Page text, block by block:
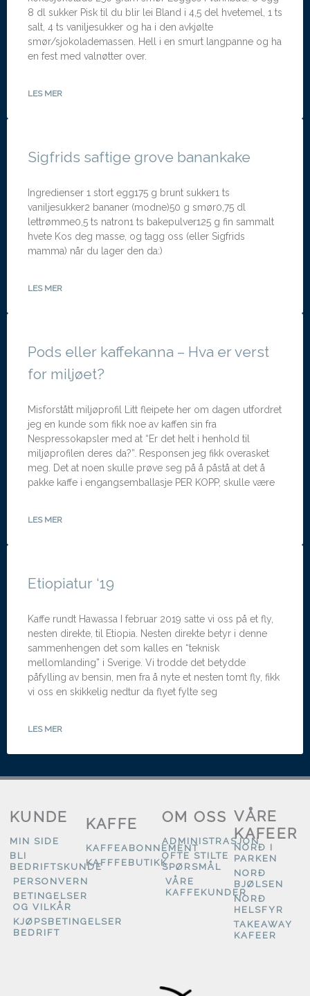
8 dl sukker Pisk til du blir lei Bland i 4,5 del hvetemel, 1 ts
salt, 4 ts vaniljesukker og ha i den avkjølte
smør/sjokolademassen. Hell i en smurt langpanne og ha
en fest med valnøtter over.
LES MER
Sigfrids saftige grove banankake
Ingredienser 1 stort egg175 g brunt sukker1 ts
vaniljesukker2 bananer (modne)50 g smør0,75 dl
lettrømme0,5 ts natron1 ts bakepulver125 g fin sammalt
hvete Kos deg masse, og tagg oss (eller Sigfrids
mamma) når du lager den da:)
LES MER
Pods eller kaffekanna – Hva er verst
for miljøet?
Misforstått miljøprofil Litt fleipete her om dagen utfordret
jeg en kunde som fikk noe av kaffen sin fra
Nespressokapsler med at “Er det helt i henhold til
miljøprofilen deres da?”. Responsen jeg fikk overasket
meg. Det at noen skulle prøve seg på å påstå at det å
pakke kaffe i engangsemballasje PER KOPP, skulle være
LES MER
Etiopiatur ‘19
Kaffe rundt Hawassa I februar 2019 satte vi oss på et fly,
nesten direkte, til Etiopia. Nesten direkte betyr i denne
sammenhengen det som kalles en “teknisk
mellomlanding” i Sverige. Vi trodde det betydde
påfylling av bensin, men fra å nyte et nesten tomt fly, fikk
vi oss en skikkelig nedtur da flyet fylte seg
LES MER
KUNDE
MIN SIDE
BLI
BEDRIFTSKUNDE
PERSONVERN
BETINGELSER
OG VILKÅR
KJØPSBETINGELSER
BEDRIFT
KAFFE
KAFFEABONNEMENT
KAFFFEBUTIKK
OM OSS
ADMINISTRASJON
OFTE STILTE
SPØRSMÅL
VÅRE
KAFFEKUNDER
VÅRE
KAFEER
NORÐ I
PARKEN
NORÐ
BJØLSEN
NORÐ
HELSFYR
TAKEAWAY
KAFEER